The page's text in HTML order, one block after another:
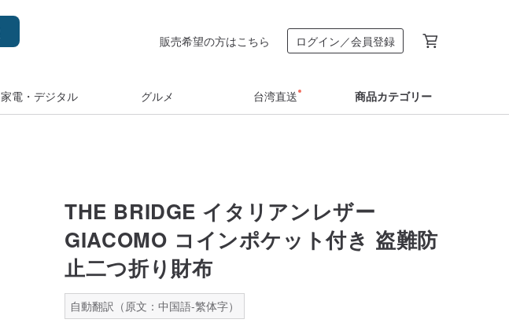
販売希望の方はこちら ログイン／会員登録
家電・デジタル グルメ 台湾直送 商品カテゴリー
THE BRIDGE イタリアンレザー
GIACOMO コインポケット付き 盗難防
止二つ折り財布
自動翻訳（原文：中国語-繁体字）